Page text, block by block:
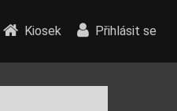
Kiosek Přihlásit se